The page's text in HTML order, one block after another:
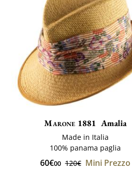
Marone 1881 Amalia
Made in Italia
100% panama paglia
60€00 120€ Mini Prezzo